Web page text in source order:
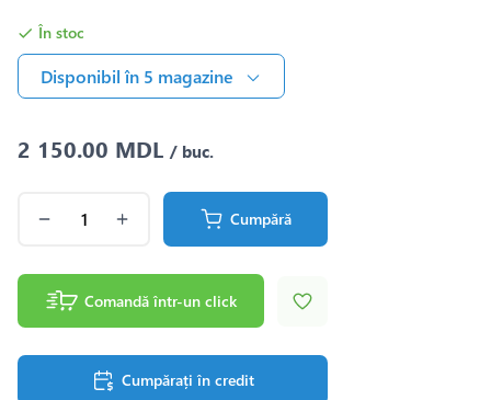
În stoc
Disponibil în 5 magazine
2 150.00 MDL / buc.
Cumpără
Comandă într-un click
Cumpărați în credit